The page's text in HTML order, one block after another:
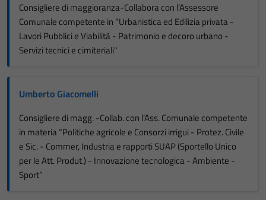
Consigliere di maggioranza-Collabora con l’Assessore
Comunale competente in “Urbanistica ed Edilizia privata -
Lavori Pubblici e Viabilità - Patrimonio e decoro urbano -
Servizi tecnici e cimiteriali"
Umberto Giacomelli
Consigliere di magg. -Collab. con l’Ass. Comunale competente
in materia “Politiche agricole e Consorzi irrigui - Protez. Civile
e Sic. - Commer, Industria e rapporti SUAP (Sportello Unico
per le Att. Produt.) - Innovazione tecnologica - Ambiente -
Sport”